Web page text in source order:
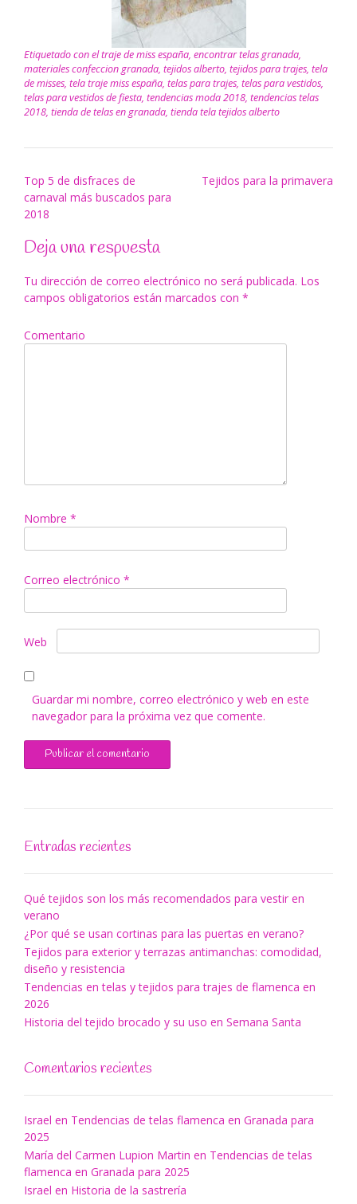
Etiquetado conel traje de miss españa, encontrar telas granada,
materiales confeccion granada, tejidos alberto, tejidos para trajes, tela
de misses, tela traje miss españa, telas para trajes, telas para vestidos,
telas para vestidos de fiesta, tendencias moda 2018, tendencias telas
2018, tienda de telas en granada, tienda tela tejidos alberto
Navegación
de
entradas
Top 5 de disfraces de
carnaval más buscados para
2018
Tejidos para la primavera
Deja una respuesta
Tu dirección de correo electrónico no será publicada. Los
campos obligatorios están marcados con *
Comentario
Nombre *
Correo electrónico *
Web
Guardar mi nombre, correo electrónico y web en este
navegador para la próxima vez que comente.
Entradas recientes
Qué tejidos son los más recomendados para vestir en
verano
¿Por qué se usan cortinas para las puertas en verano?
Tejidos para exterior y terrazas antimanchas: comodidad,
diseño y resistencia
Tendencias en telas y tejidos para trajes de flamenca en
2026
Historia del tejido brocado y su uso en Semana Santa
Comentarios recientes
Israel en Tendencias de telas flamenca en Granada para
2025
María del Carmen Lupion Martin en Tendencias de telas
flamenca en Granada para 2025
Israel en Historia de la sastrería